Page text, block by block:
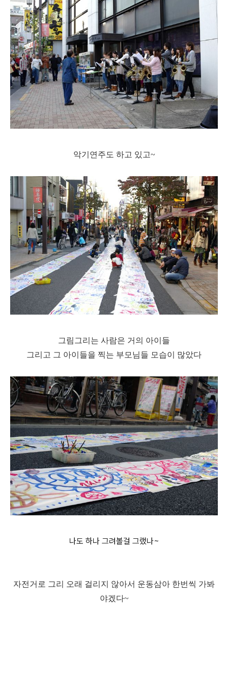
악기연주도 하고 있고~
그림그리는 사람은 거의 아이들
그리고 그 아이들을 찍는 부모님들 모습이 많았다
나도 하나 그려볼걸 그랬나~
자전거로 그리 오래 걸리지 않아서 운동삼아 한번씩 가봐
야겠다~